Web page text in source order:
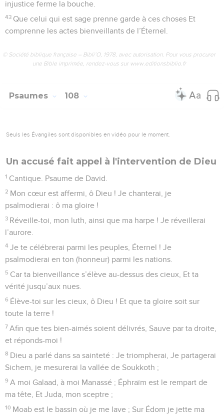
17 Il aimait la malédiction : qu’elle vienne sur lui ! Il ne se
plaisait pas à la bénédiction : qu’elle s’éloigne de lui !
18 Qu’il revête la malédiction comme sa tunique, Qu’elle
dans ses os !
20 Tel sera, de la part de l’Éternel, le salaire de mes
nom, Car ta bienveillance est grande ; délivre-moi !
dedans de moi.
23 Je m’en vais comme une ombre qui s’étend, On me
secoue comme la sauterelle.
24 Mes genoux vacillent par l’effet du jeûne, Et mon corps
est épuisé de maigreur.
25 Je suis pour eux un déshonneur ; Ils me regardent et
hochent la tête.
26 Secours-moi, Éternel, mon Dieu ! Sauve-moi par ta
bienveillance !
27 Et qu’ils reconnaissent que c’est ta main, Que c’est toi,
Éternel, qui as fait cela.
28 Eux maudissent, mais toi tu béniras ; S’ils se lèvent, ils
seront honteux, Et ton serviteur se réjouira.
29 Que mes accusateurs se revêtent de confusion, Qu’ils
s’enveloppent de leur honte comme d’un manteau !
30
Je célébrerai à haute voix l’Éternel Je le louerai au milieu
de la multitude ;
31 Car il se tient à la droite du pauvre, Pour le sauver de ceux
qui le condamnent.